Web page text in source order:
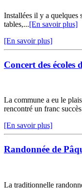
Installées il y a quelques
tables,...[En savoir plus]
[En savoir plus]
Concert des écoles
La commune a eu le
rencontré un franc
[En savoir plus]
Randonnée de
La traditionnelle